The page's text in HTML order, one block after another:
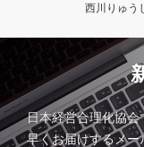
西川りゅう
日本経営合理化協
早くお届けするメ